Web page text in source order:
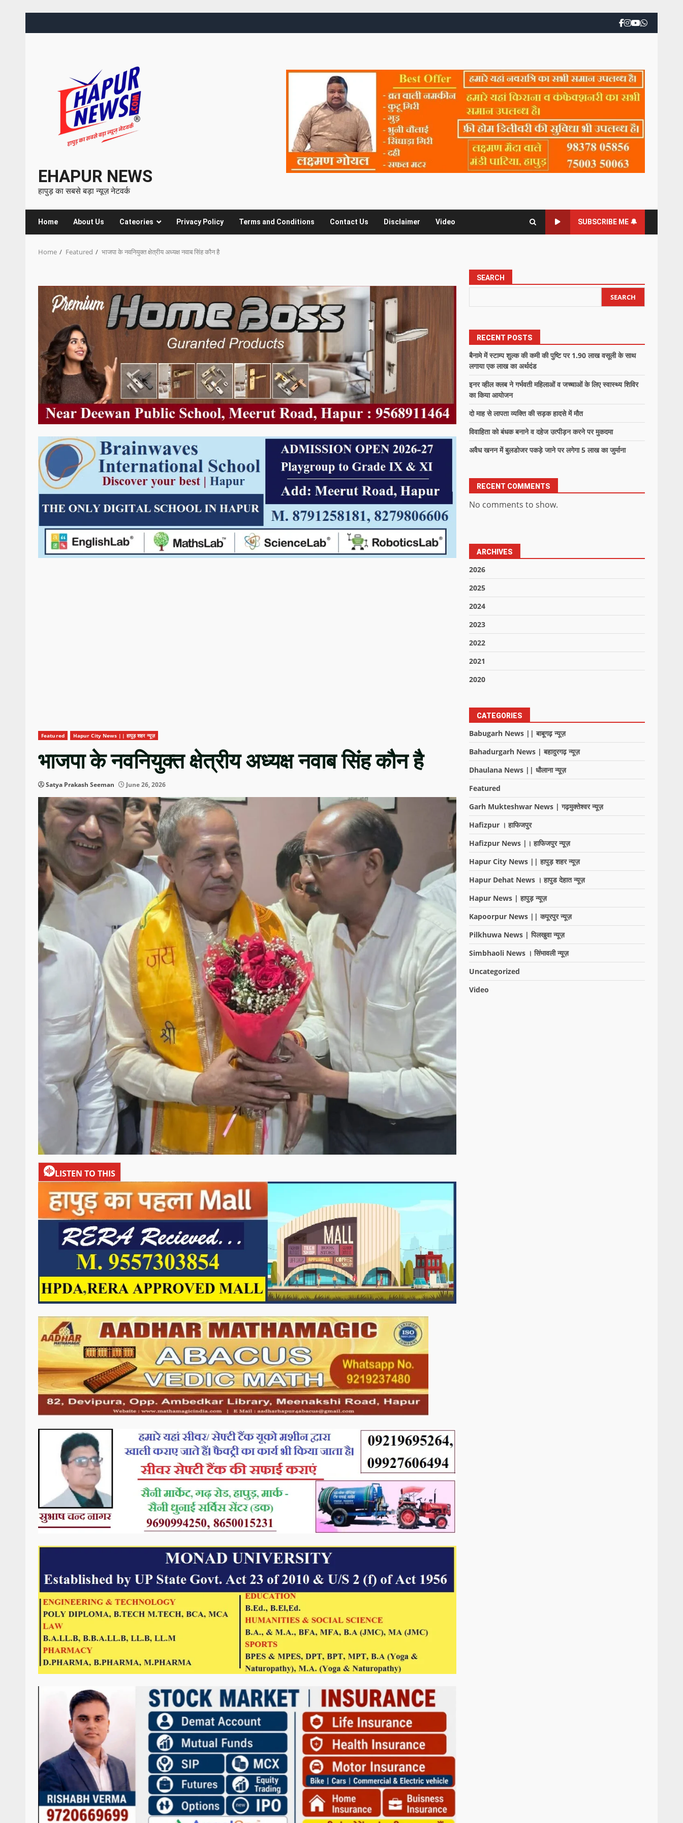
EHAPUR NEWS
हापुड़ का सबसे बड़ा न्यूज़ नेटवर्क
Home About Us Cateories Privacy Policy Terms and Conditions Contact Us Disclaimer Video SUBSCRIBE ME 🔔
Home Featured भाजपा के नवनियुक्त क्षेत्रीय अध्यक्ष नवाब सिंह कौन है
Featured Hapur City News || हापुड़ शहर न्यूज़
भाजपा के नवनियुक्त क्षेत्रीय अध्यक्ष नवाब सिंह कौन है
Satya Prakash Seeman June 26, 2026
LISTEN TO THIS
SEARCH
SEARCH
RECENT POSTS
बैनामे में स्टाम्प शुल्क की कमी की पुष्टि पर 1.90 लाख वसूली के साथ
लगाया एक लाख का अर्थदंड
इनर व्हील क्लब ने गर्भवती महिलाओं व जच्चाओं के लिए स्वास्थ्य शिविर
का किया आयोजन
दो माह से लापता व्यक्ति की सड़क हादसे में मौत
विवाहिता को बंधक बनाने व दहेज उत्पीड़न करने पर मुकदमा
अवैध खनन में बुलडोजर पकड़े जाने पर लगेगा 5 लाख का जुर्माना
RECENT COMMENTS
No comments to show.
ARCHIVES
2026
2025
2024
2023
2022
2021
2020
CATEGORIES
Babugarh News || बाबूगढ़ न्यूज़
Bahadurgarh News | बहादुरगढ़ न्यूज़
Dhaulana News || धौलाना न्यूज़
Featured
Garh Mukteshwar News | गढ़मुक्तेश्वर न्यूज़
Hafizpur । हाफिजपुर
Hafizpur News |। हाफिजपुर न्यूज़
Hapur City News || हापुड़ शहर न्यूज़
Hapur Dehat News । हापुड देहात न्यूज़
Hapur News | हापुड़ न्यूज़
Kapoorpur News || कपूरपुर न्यूज़
Pilkhuwa News | पिलखुवा न्यूज़
Simbhaoli News । सिंभावली न्यूज़
Uncategorized
Video